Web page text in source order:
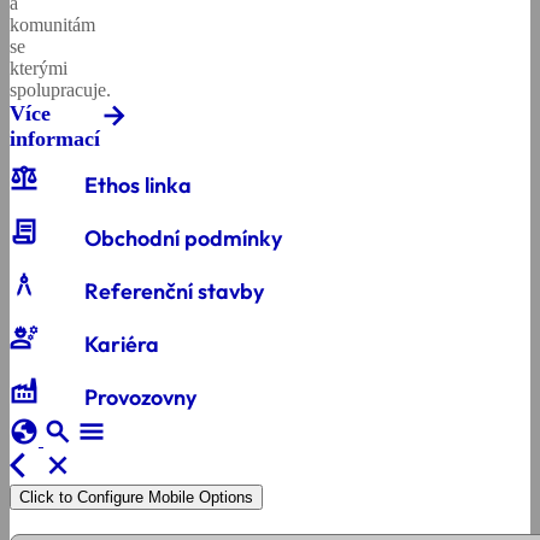
komunitám
se
kterými
spolupracuje.
Více
informací
balance Ethos linka
contract Obchodní podmínky
architecture Referenční stavby
engineering Kariéra
factory Provozovny
globe search menu
arrow_back_ios
close
Click to Configure Mobile Options